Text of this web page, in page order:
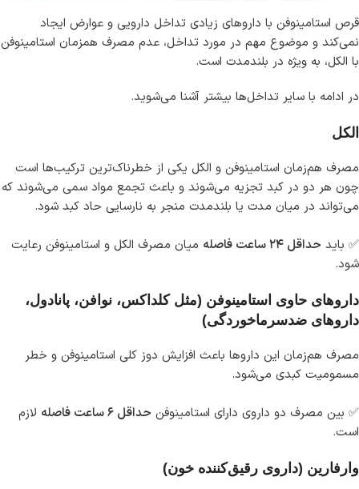
قرص استامینوفن با داروهای زیادی تداخل دارویی و عوارض ایجاد
نمی‌کند و موضوع مهم در مورد تداخل، عدم مصرف همزمان استامینوفن
با الکل، به ویژه در بلندمدت است.
در ادامه با سایر تداخل‌ها بیشتر آشنا می‌شوید.
الکل
مصرف هم‌زمان استامینوفن و الکل یکی از خطرناک‌ترین ترکیب‌ها است
چون هر دو در کبد تجزیه می‌شوند و باعث تجمع مواد سمی می‌شوند که
می‌تواند در میان مدت یا بلندمدت منجر به نارسایی حاد کبد شود.
✅ باید حداقل ۲۴ ساعت فاصله
میان مصرف الکل و استامینوفن رعایت
شود.
داروهای حاوی استامینوفن (مثل کلداکس، نوافن، پانادول،
داروهای ضدسرماخوردگی)
مصرف هم‌زمان این داروها باعث افزایش دوز کلی استامینوفن و خطر
مسمومیت کبدی می‌شود.
✅ بین مصرف دو داروی دارای استامینوفن حداقل ۶ ساعت فاصله
لازم
است.
وارفارین (داروی رقیق‌کننده خون)